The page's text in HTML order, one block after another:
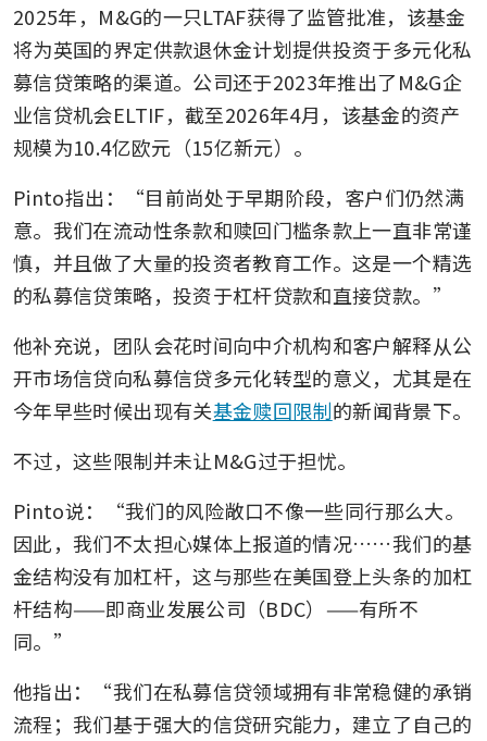
2025年，M&G的一只LTAF获得了监管批准，该基金
将为英国的界定供款退休金计划提供投资于多元化私
募信贷策略的渠道。公司还于2023年推出了M&G企
业信贷机会ELTIF，截至2026年4月，该基金的资产
规模为10.4亿欧元（15亿新元）。
Pinto指出：“目前尚处于早期阶段，客户们仍然满
意。我们在流动性条款和赎回门槛条款上一直非常谨
慎，并且做了大量的投资者教育工作。这是一个精选
的私募信贷策略，投资于杠杆贷款和直接贷款。”
他补充说，团队会花时间向中介机构和客户解释从公
开市场信贷向私募信贷多元化转型的意义，尤其是在
今年早些时候出现有关基金赎回限制的新闻背景下。
不过，这些限制并未让M&G过于担忧。
Pinto说：“我们的风险敞口不像一些同行那么大。
因此，我们不太担心媒体上报道的情况……我们的基
金结构没有加杠杆，这与那些在美国登上头条的加杠
杆结构——即商业发展公司（BDC）——有所不
同。”
他指出：“我们在私募信贷领域拥有非常稳健的承销
流程；我们基于强大的信贷研究能力，建立了自己的